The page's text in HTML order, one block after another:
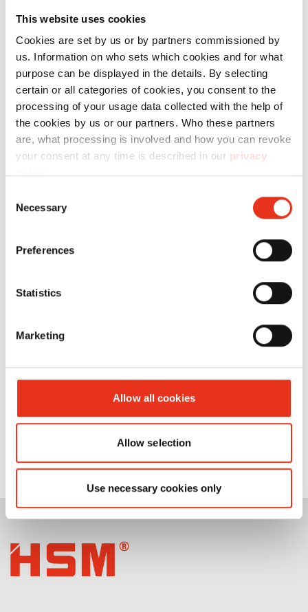
This website uses cookies
Cookies are set by us or by partners commissioned by
us. Information on who sets which cookies and for what
purpose can be displayed in the details. By selecting
certain or all categories of cookies, you consent to the
processing of your usage data collected with the help of
the cookies by us or our partners. Who these partners
are, what processing is involved and how you can revoke
your consent at any time is described in our privacy
Selection
Necessary
Preferences
Statistics
Marketing
Allow all cookies
Allow selection
Use necessary cookies only
проду́кт HSM, мы предлагаем Вам
материалы.
Technical data
Faltkarton
130
4026631079440